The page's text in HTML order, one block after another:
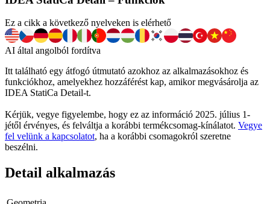
Ez a cikk a következő nyelveken is elérhető
AI által angolból fordítva
Itt található egy átfogó útmutató azokhoz az alkalmazásokhoz és
funkciókhoz, amelyekhez hozzáférést kap, amikor megvásárolja az
IDEA StatiCa Detail-t.
Kérjük, vegye figyelembe, hogy ez az információ 2025. július 1-
jétől érvényes, és felváltja a korábbi termékcsomag-kínálatot. Vegye
fel velünk a kapcsolatot, ha a korábbi csomagokról szeretne
beszélni.
Detail alkalmazás